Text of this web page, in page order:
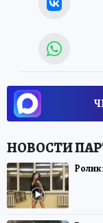
Ролик